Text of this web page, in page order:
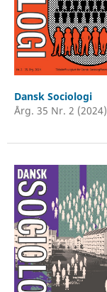
Dansk Sociologi
Årg. 35 Nr. 2 (2024)